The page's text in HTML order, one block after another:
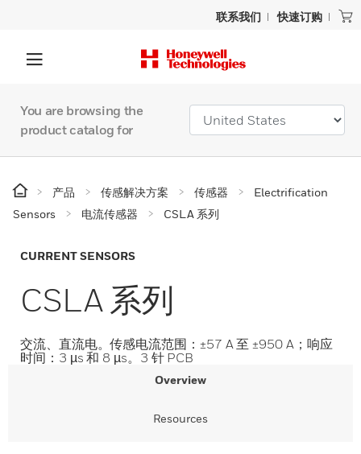
联系我们 快速订购
You are browsing the
product catalog for
产品 传感解决方案 传感器
Electrification
Sensors
电流传感器 CSLA 系列
CURRENT SENSORS
CSLA 系列
交流、直流电。传感电流范围：±57 A 至 ±950 A；响应
时间：3 µs 和 8 µs。3 针 PCB
Overview
Resources